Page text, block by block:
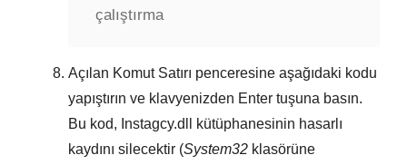
çalıştırma
Açılan Komut Satırı penceresine aşağıdaki kodu
yapıştırın ve klavyenizden Enter tuşuna basın.
Bu kod, Instagcy.dll
kütüphanesinin hasarlı
kaydını silecektir (System32 klasörüne